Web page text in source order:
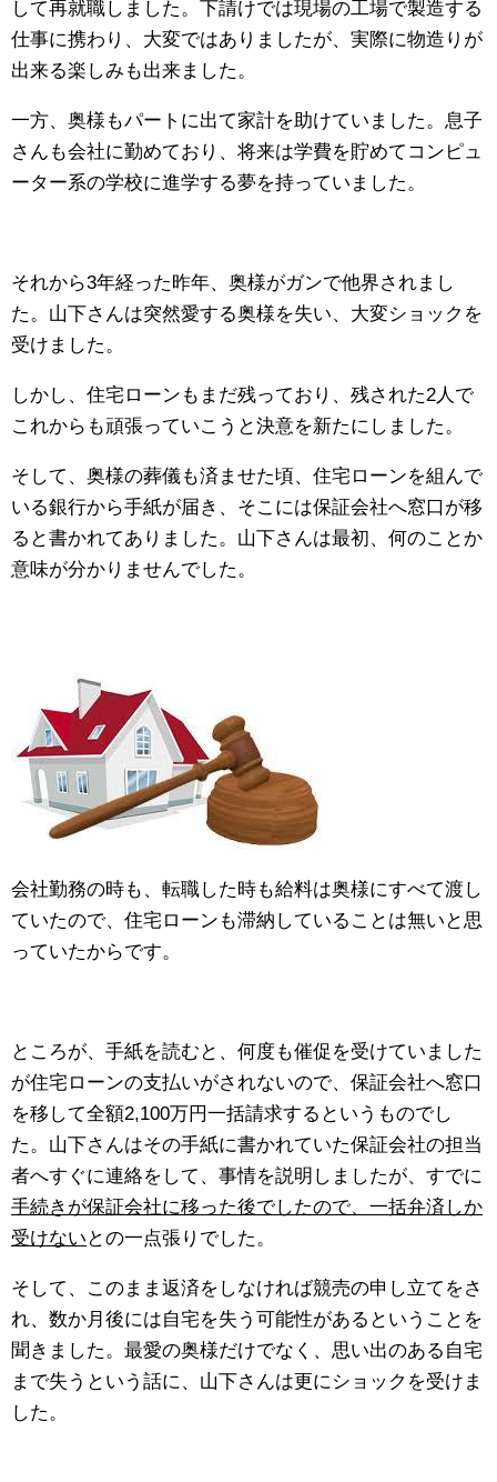
して再就職しました。下請けでは現場の工場で製造する
仕事に携わり、大変ではありましたが、実際に物造りが
出来る楽しみも出来ました。
一方、奥様もパートに出て家計を助けていました。息子
さんも会社に勤めており、将来は学費を貯めてコンピュ
ーター系の学校に進学する夢を持っていました。
それから3年経った昨年、奥様がガンで他界されまし
た。山下さんは突然愛する奥様を失い、大変ショックを
受けました。
しかし、住宅ローンもまだ残っており、残された2人で
これからも頑張っていこうと決意を新たにしました。
そして、奥様の葬儀も済ませた頃、住宅ローンを組んで
いる銀行から手紙が届き、そこには保証会社へ窓口が移
ると書かれてありました。山下さんは最初、何のことか
意味が分かりませんでした。
会社勤務の時も、転職した時も給料は奥様にすべて渡し
ていたので、住宅ローンも滞納していることは無いと思
っていたからです。
ところが、手紙を読むと、何度も催促を受けていました
が住宅ローンの支払いがされないので、保証会社へ窓口
を移して全額2,100万円一括請求するというものでし
た。山下さんはその手紙に書かれていた保証会社の担当
者へすぐに連絡をして、事情を説明しましたが、すでに
手続きが保証会社に移った後でしたので、一括弁済しか
受けない との一点張りでした。
そして、このまま返済をしなければ競売の申し立てをさ
れ、数か月後には自宅を失う可能性があるということを
聞きました。最愛の奥様だけでなく、思い出のある自宅
まで失うという話に、山下さんは更にショックを受けま
した。